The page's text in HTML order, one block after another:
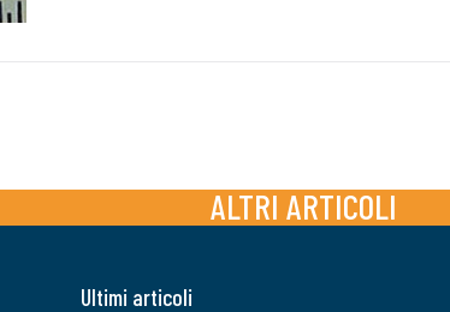
ALTRI ARTICOLI
Ultimi articoli